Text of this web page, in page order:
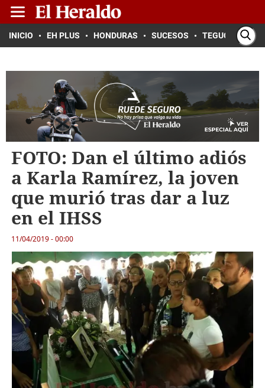
INICIO EH PLUS HONDURAS SUCESOS TEGUCIGALPA
FOTO: Dan el último adiós
a Karla Ramírez, la joven
que murió tras dar a luz
en el IHSS
11/04/2019 - 00:00